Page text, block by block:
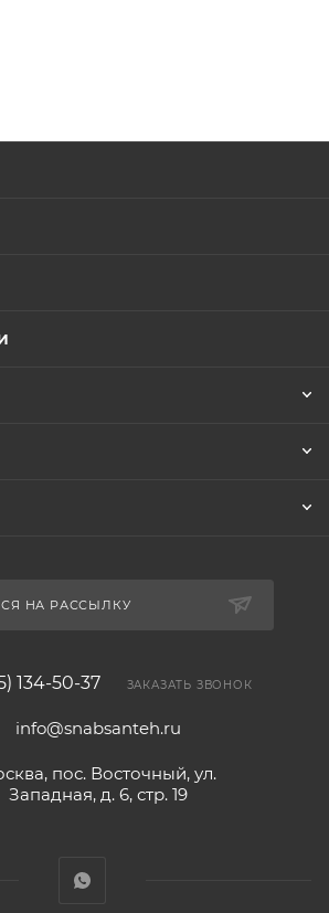
НА РАССЫЛКУ
134-50-37 ЗАКАЗАТЬ ЗВОНОК
info@snabsanteh.ru
пос. Восточный, ул.
Западная, д. 6, стр. 19